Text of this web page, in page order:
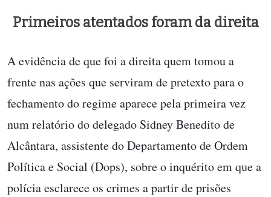
Primeiros atentados foram da direita
A evidência de que foi a direita quem tomou a
frente nas ações que serviram de pretexto para o
fechamento do regime aparece pela primeira vez
num relatório do delegado Sidney Benedito de
Alcântara, assistente do Departamento de Ordem
Política e Social (Dops), sobre o inquérito em que a
polícia esclarece os crimes a partir de prisões